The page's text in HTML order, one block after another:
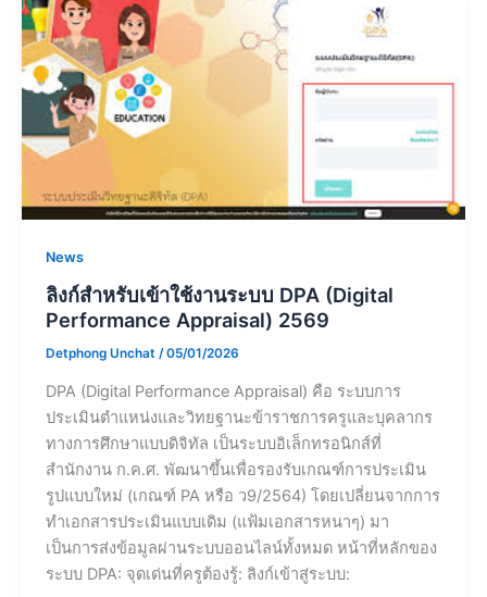
News
ลิงก์สำหรับเข้าใช้งานระบบ DPA (Digital
Performance Appraisal) 2569
Detphong Unchat /05/01/2026
DPA (Digital Performance Appraisal) คือ ระบบการ
ประเมินตำแหน่งและวิทยฐานะข้าราชการครูและบุคลากร
ทางการศึกษาแบบดิจิทัล เป็นระบบอิเล็กทรอนิกส์ที่
สำนักงาน ก.ค.ศ. พัฒนาขึ้นเพื่อรองรับเกณฑ์การประเมิน
รูปแบบใหม่ (เกณฑ์ PA หรือ ว9/2564) โดยเปลี่ยนจากการ
ทำเอกสารประเมินแบบเดิม (แฟ้มเอกสารหนาๆ) มา
เป็นการส่งข้อมูลผ่านระบบออนไลน์ทั้งหมด หน้าที่หลักของ
ระบบ DPA: จุดเด่นที่ครูต้องรู้: ลิงก์เข้าสู่ระบบ: